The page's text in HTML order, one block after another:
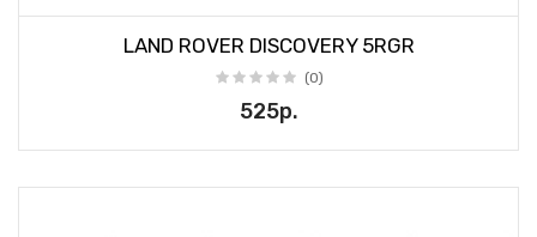
LAND ROVER DISCOVERY 5RGR
(0)
525р.